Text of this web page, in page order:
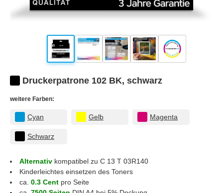
Druckerpatrone 102 BK, schwarz
weitere Farben:
Cyan Gelb Magenta
Schwarz
Alternativ kompatibel zu C 13 T 03R140
Kinderleichtes einsetzen des Toners
ca. 0.3 Cent pro Seite